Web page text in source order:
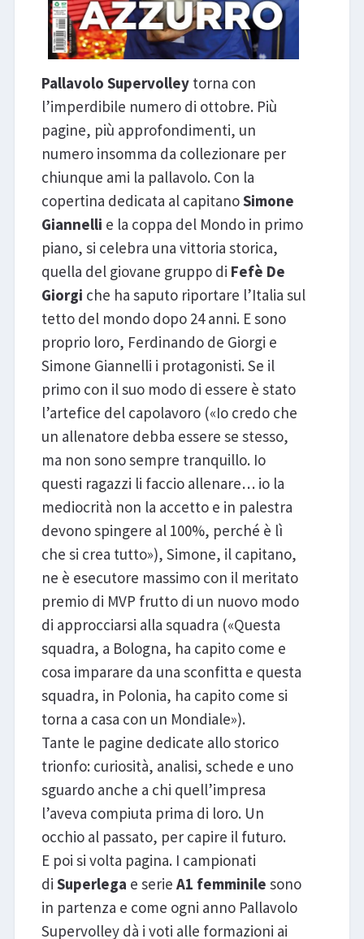
Pallavolo Supervolley torna con
l’imperdibile numero di ottobre. Più
pagine, più approfondimenti, un
numero insomma da collezionare per
chiunque ami la pallavolo. Con la
copertina dedicata al capitanoSimone
Giannelli e la coppa del Mondo in primo
piano, si celebra una vittoria storica,
quella del giovane gruppo di Fefè De
Giorgi che ha saputo riportare l’Italia sul
tetto del mondo dopo 24 anni. E sono
proprio loro, Ferdinando de Giorgi e
Simone Giannelli i protagonisti. Se il
primo con il suo modo di essere è stato
l’artefice del capolavoro («Io credo che
un allenatore debba essere se stesso,
ma non sono sempre tranquillo. Io
questi ragazzi li faccio allenare… io la
mediocrità non la accetto e in palestra
devono spingere al 100%, perché è lì
che si crea tutto»), Simone, il capitano,
ne è esecutore massimo con il meritato
premio di MVP frutto di un nuovo modo
di approcciarsi alla squadra («Questa
squadra, a Bologna, ha capito come e
cosa imparare da una sconfitta e questa
squadra, in Polonia, ha capito come si
torna a casa con un Mondiale»).
Tante le pagine dedicate allo storico
trionfo: curiosità, analisi, schede e uno
sguardo anche a chi quell’impresa
l’aveva compiuta prima di loro. Un
occhio al passato, per capire il futuro.
E poi si volta pagina. I campionati
di Superlega e serie A1 femminile sono
in partenza e come ogni anno Pallavolo
Supervolley dà i voti alle formazioni ai